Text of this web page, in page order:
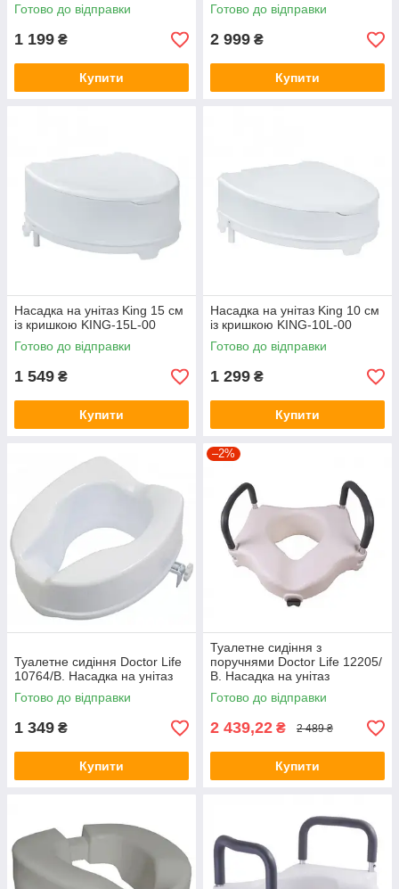
Готово до відправки
1 199 ₴
Купити
Готово до відправки
2 999 ₴
Купити
Насадка на унітаз King 15 см
із кришкою KING-15L-00
Готово до відправки
1 549 ₴
Купити
Насадка на унітаз King 10 см
із кришкою KING-10L-00
Готово до відправки
1 299 ₴
Купити
Туалетне сидіння Doctor Life
10764/B. Насадка на унітаз
Готово до відправки
1 349 ₴
Купити
–2%
Туалетне сидіння з
поручнями Doctor Life 12205/
В. Насадка на унітаз
Готово до відправки
2 439,22 ₴ 2 489 ₴
Купити